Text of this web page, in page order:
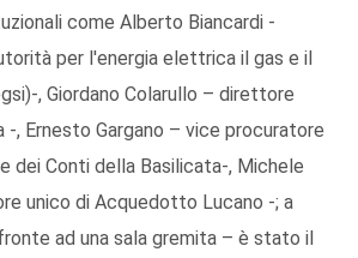
come Alberto Biancardi -
per l'energia elettrica il gas e il
, Giordano Colarullo – direttore
-, Ernesto Gargano – vice procuratore
dei Conti della Basilicata-, Michele
unico di Acquedotto Lucano -; a
ad una sala gremita – è stato il